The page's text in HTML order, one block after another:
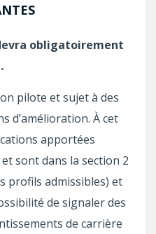
obligatoirement
.
pilote et sujet à des
d’amélioration. À cet
apportées
sont dans la section 2
profils admissibles) et
de signaler des
de carrière